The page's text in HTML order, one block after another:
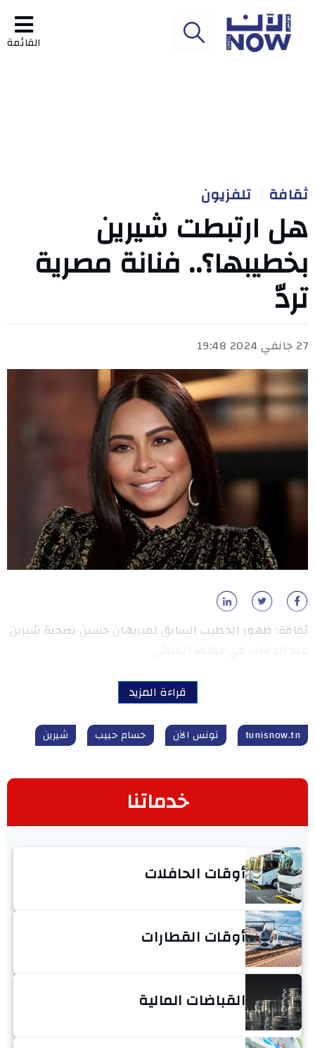
القائمة
ثقافة تلفزيون
هل ارتبطت شيرين
بخطيبها؟.. فنانة مصرية
تردّ
27 جانفي 2024 19:48
ثقافة: ظهور الخطيب السابق لميريهان حسين بصحبة شيرين
قراءة المزيد
tunisnow.tn تونس الآن حسام حبيب شيرين
خدماتنا
أوقات الحافلات
أوقات القطارات
القباضات المالية